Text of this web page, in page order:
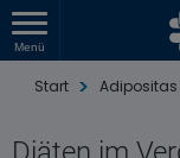
Menü
Start Adipositas